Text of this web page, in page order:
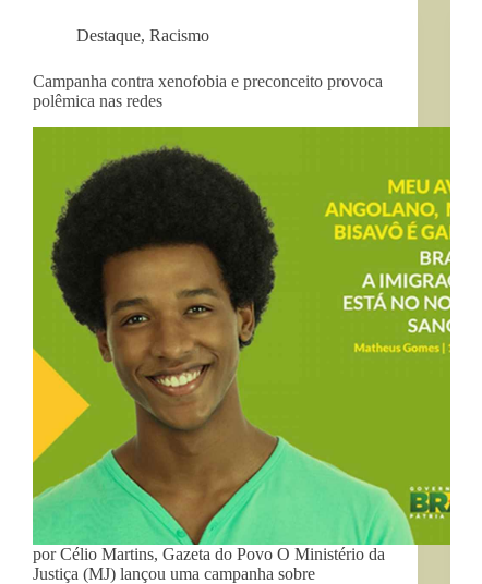
Destaque, Racismo
Campanha contra xenofobia e preconceito provoca
polêmica nas redes
por Célio Martins, Gazeta do Povo O Ministério da
Justiça (MJ) lançou uma campanha sobre